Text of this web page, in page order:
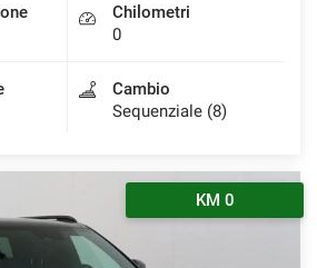
Chilometri
0
Cambio
Sequenziale (8)
KM 0